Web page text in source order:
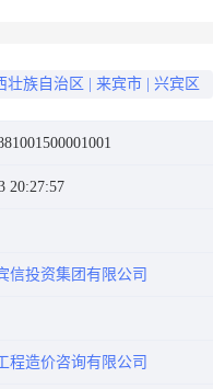
壮族自治区 来宾市 兴宾区
20:27:57
信投资集团有限公司
程造价咨询有限公司